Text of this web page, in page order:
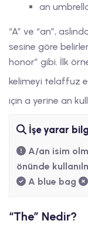
an
“A” ve “an”,
sesine göre
honor” gibi. İlk
kelimeyi telaffuz
için a yerine an
İşe yarar
A/an isim
önünde
A blue bag
“The” Nedir?